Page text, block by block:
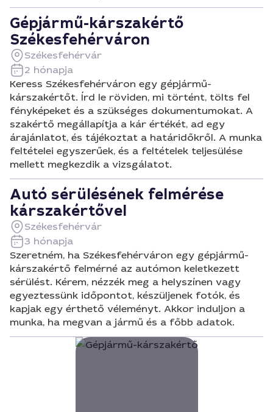
Gépjármű-kárszakértő
Székesfehérváron
Székesfehérvár
2 hónapja
Keress Székesfehérváron egy gépjármű-
kárszakértőt. Írd le röviden, mi történt, tölts fel
fényképeket és a szükséges dokumentumokat. A
szakértő megállapítja a kár értékét, ad egy
árajánlatot, és tájékoztat a határidőkről. A munka
feltételei egyszerűek, és a feltételek teljesülése
mellett megkezdik a vizsgálatot.
Autó sérülésének felmérése
kárszakértővel
Székesfehérvár
3 hónapja
Szeretném, ha Székesfehérváron egy gépjármű-
kárszakértő felmérné az autómon keletkezett
sérülést. Kérem, nézzék meg a helyszínen vagy
egyeztessünk időpontot, készüljenek fotók, és
kapjak egy érthető véleményt. Akkor induljon a
munka, ha megvan a jármű és a főbb adatok.